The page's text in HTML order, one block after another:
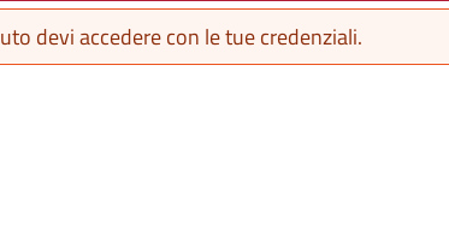
devi accedere con le tue credenziali.